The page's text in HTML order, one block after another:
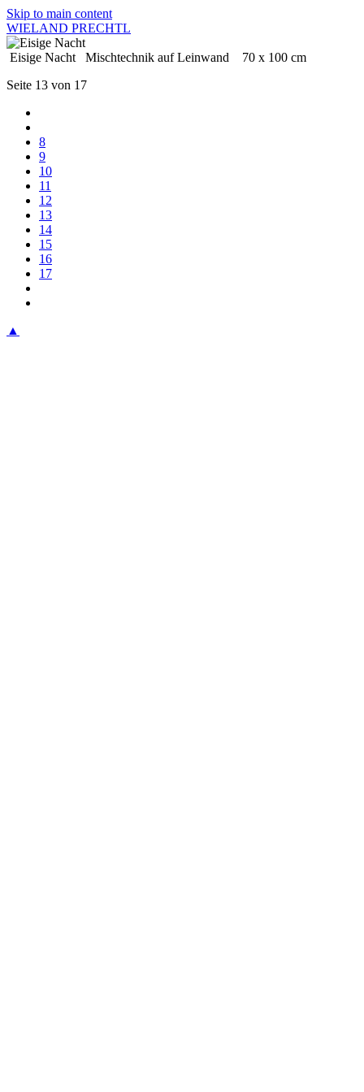
Skip to main content
WIELAND PRECHTL
Eisige Nacht Mischtechnik auf Leinwand 70 x 100 cm
Seite 13 von 17
8
9
10
11
12
13
14
15
16
17
▲